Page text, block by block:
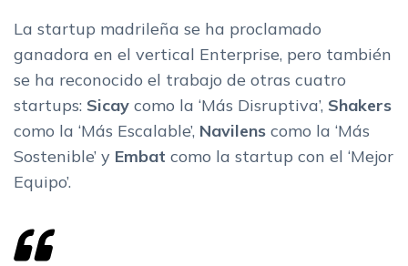
La startup madrileña se ha proclamado
ganadora en el vertical Enterprise, pero también
se ha reconocido el trabajo de otras cuatro
startups: Sicay como la ‘Más Disruptiva’, Shakers
como la ‘Más Escalable’, Navilens como la ‘Más
Sostenible’ y Embat como la startup con el ‘Mejor
Equipo’.